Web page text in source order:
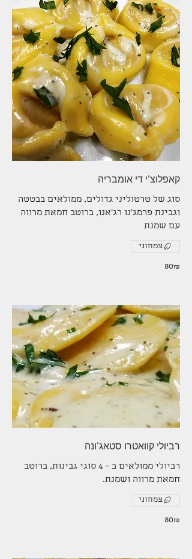
קאפלוצ'י די אומבריה
סוג של טרטוליני גדולים, ממולאים בבטטה
וגבינת פרמג'נו רג'אנו, ברוטב חמאת מרווה
עם שמנת
‏80 ‏₪
צמחוני
רביולי קוואטרו סטאג'ונה
רביולי ממולאים ב - 4 סוגי גבינות, ברוטב
חמאת מרווה ושמנת.
‏80 ‏₪
צמחוני